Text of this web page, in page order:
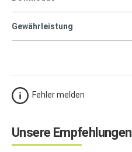
Gewährleistung
Fehler melden
Unsere Empfehlungen